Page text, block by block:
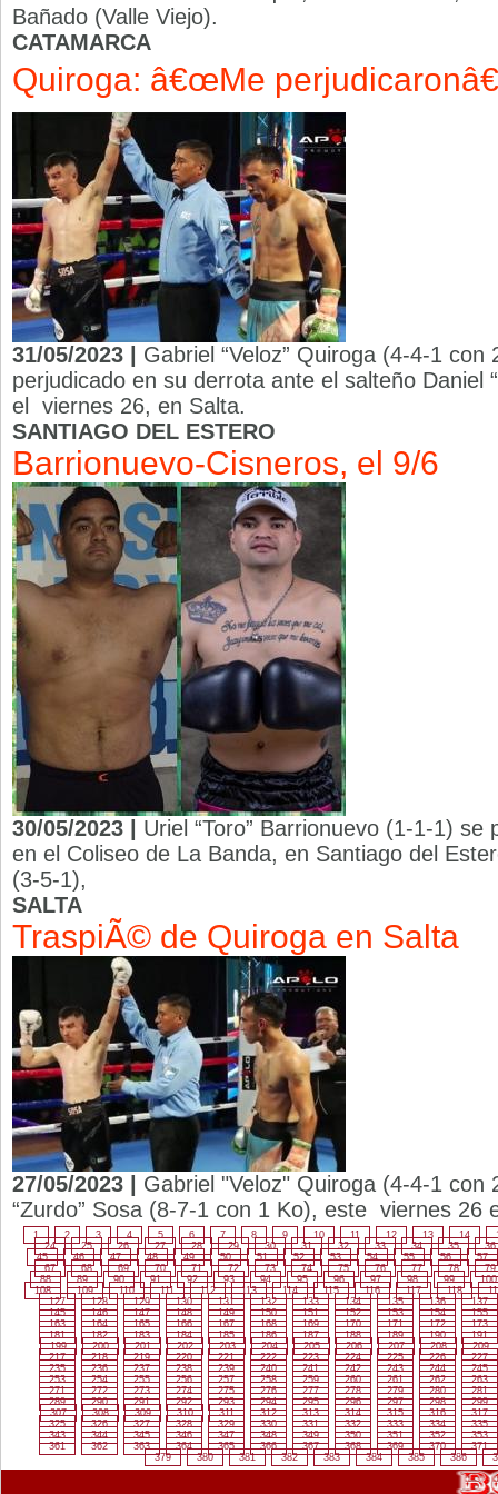
Bañado (Valle Viejo).
CATAMARCA
Quiroga: â€œMe perjudicaronâ€
31/05/2023 | Gabriel “Veloz” Quiroga (4-4-1
perjudicado en su derrota ante el salteño Daniel
el viernes 26, en Salta.
SANTIAGO DEL ESTERO
Barrionuevo-Cisneros, el 9/6
30/05/2023 | Uriel “Toro” Barrionuevo (1-1-1)
en el Coliseo de La Banda, en Santiago del
(3-5-1),
SALTA
TraspiÃ© de Quiroga en Salta
27/05/2023 | Gabriel "Veloz" Quiroga (4-4-1 con
“Zurdo” Sosa (8-7-1 con 1 Ko), este viernes 26
1 2 3 4 5 6 7 8 9 10 11 12 13 14
24
25 26 27 28 29 30 31 32 33 34 35
36
45
46 47 48 49 50 51 52 53 54 55 56
57
67
68 69 70 71 72 73 74 75 76 77 78
79
88
89 90 91 92 93 94 95 96 97 98 99
100
108
109 110 111 112 113 114 115 116 117 118
127
128 129 130 131 132 133 134 135 136
137
145
146 147 148 149 150 151 152 153 154
155
163
164 165 166 167 168 169 170 171 172
173
181
182 183 184 185 186 187 188 189 190
191
199
200 201 202 203 204 205 206 207 208
209
217
218 219 220 221 222 223 224 225 226
227
235
236 237 238 239 240 241 242 243 244
245
253
254 255 256 257 258 259 260 261 262
263
271
272 273 274 275 276 277 278 279 280
281
289
290 291 292 293 294 295 296 297 298
299
307
308 309 310 311 312 313 314 315 316
317
325
326 327 328 329 330 331 332 333 334
335
343
344 345 346 347 348 349 350 351 352
353
361
362 363 364 365 366 367 368 369 370
371
379
380 381 382 383 384 385 386